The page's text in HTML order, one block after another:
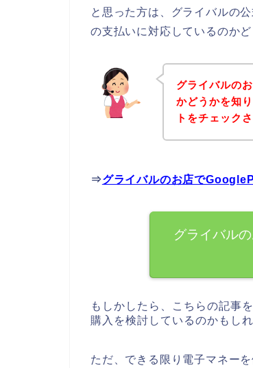
と思った方は、グライバルの
の支払いに対応しているのか
グライバルの
かどうかを知
トをチェック
⇒グライバルのお店で
グライバル
もしかしたら、こちらの記事
購入を検討しているのかもしれ
ただ、できる限り電子マネー